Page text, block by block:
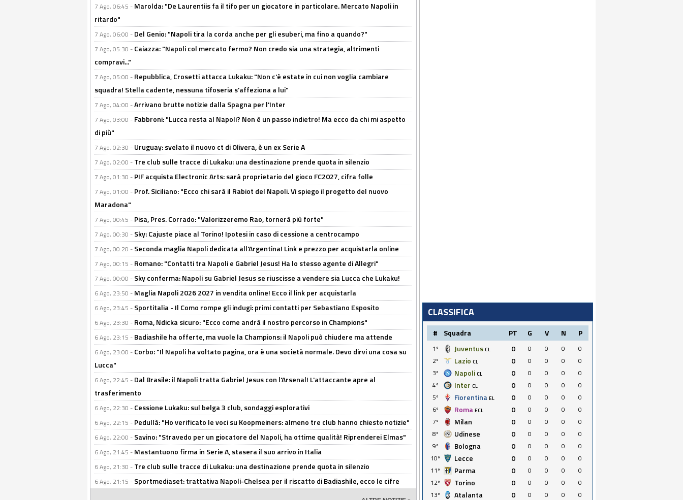
7 Ago, 06:45 - Marolda: "De Laurentiis fa il tifo per un giocatore in particolare. Mercato Napoli in
ritardo"
7 Ago, 06:00 - Del Genio: "Napoli tira la corda anche per gli esuberi, ma fino a quando?"
7 Ago, 05:30 - Caiazza: "Napoli col mercato fermo? Non credo sia una strategia, altrimenti
compravi..."
7 Ago, 05:00 - Repubblica, Crosetti attacca Lukaku: "Non c'è estate in cui non voglia cambiare
squadra! Stella cadente, nessuna tifoseria s'affeziona a lui"
7 Ago, 04:00 -Arrivano brutte notizie dalla Spagna per l'Inter
7 Ago, 03:00 - Fabbroni: "Lucca resta al Napoli? Non è un passo indietro! Ma ecco da chi mi aspetto
di più"
7 Ago, 02:30 - Uruguay: svelato il nuovo ct di Olivera, è un ex Serie A
7 Ago, 02:00 - Tre club sulle tracce di Lukaku: una destinazione prende quota in silenzio
7 Ago, 01:30 - PIF acquista Electronic Arts: sarà proprietario del gioco FC2027, cifra folle
7 Ago, 01:00 - Prof. Siciliano: "Ecco chi sarà il Rabiot del Napoli. Vi spiego il progetto del nuovo
Maradona"
7 Ago, 00:45 - Pisa, Pres. Corrado: "Valorizzeremo Rao, tornerà più forte"
7 Ago, 00:30 - Sky: Cajuste piace al Torino! Ipotesi in caso di cessione a centrocampo
7 Ago, 00:20 - Seconda maglia Napoli dedicata all'Argentina! Link e prezzo per acquistarla online
7 Ago, 00:15 - Romano: "Contatti tra Napoli e Gabriel Jesus! Ha lo stesso agente di Allegri"
7 Ago, 00:00 - Sky conferma: Napoli su Gabriel Jesus se riuscisse a vendere sia Lucca che Lukaku!
6 Ago, 23:50 - Maglia Napoli 2026 2027 in vendita online! Ecco il link per acquistarla
6 Ago, 23:45 - Sportitalia - Il Como rompe gli indugi: primi contatti per Sebastiano Esposito
6 Ago, 23:30 - Roma, Ndicka sicuro: "Ecco come andrà il nostro percorso in Champions"
6 Ago, 23:15 - Badiashile ha offerte, ma vuole la Champions: il Napoli può chiudere ma attende
6 Ago, 23:00 - Corbo: "Il Napoli ha voltato pagina, ora è una società normale. Devo dirvi una cosa su
Lucca"
6 Ago, 22:45 - Dal Brasile: il Napoli tratta Gabriel Jesus con l'Arsenal! L'attaccante apre al
trasferimento
6 Ago, 22:30 - Cessione Lukaku: sul belga 3 club, sondaggi esplorativi
6 Ago, 22:15 - Pedullà: "Ho verificato le voci su Koopmeiners: almeno tre club hanno chiesto notizie"
6 Ago, 22:00 - Savino: "Stravedo per un giocatore del Napoli, ha ottime qualità! Riprenderei Elmas"
6 Ago, 21:45 - Mastantuono firma in Serie A, stasera il suo arrivo in Italia
6 Ago, 21:30 - Tre club sulle tracce di Lukaku: una destinazione prende quota in silenzio
6 Ago, 21:15 - Sportmediaset: trattativa Napoli-Chelsea per il riscatto di Badiashile, ecco le cifre
CLASSIFICA
# Squadra PT G V N P
1º Juventus CL 0 0 0 0
0
2º
Lazio CL 0 0 0 0
0
3º
Napoli CL 0 0 0 0
0
4º
Inter CL 0 0 0 0
0
5º
Fiorentina EL 0 0 0 0
0
6º
Roma ECL 0 0 0 0
0
7º
Milan 0 0 0 0
0
8º
Udinese 0 0 0 0
0
9º
Bologna 0 0 0 0
0
10º
Lecce 0 0 0 0
0
11º
Parma 0 0 0 0
0
12º
Torino 0 0 0 0
0
13º
Atalanta 0 0 0 0 0